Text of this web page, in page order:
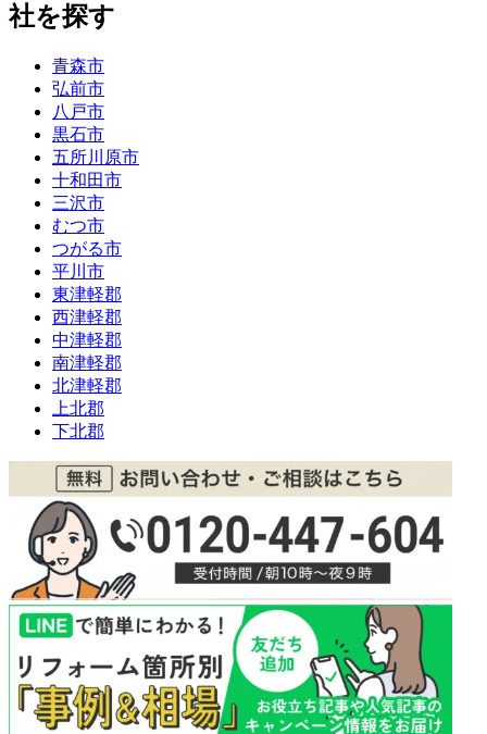
社を探す
青森市
弘前市
八戸市
黒石市
五所川原市
十和田市
三沢市
むつ市
つがる市
平川市
東津軽郡
西津軽郡
中津軽郡
南津軽郡
北津軽郡
上北郡
下北郡